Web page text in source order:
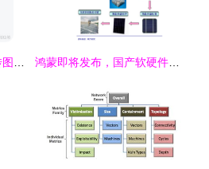
从PHP到Go ASP.NET上传图片到MySQL的实现与个人博客的语法错误解析 鸿蒙即将发布，国产软硬件景气度提升